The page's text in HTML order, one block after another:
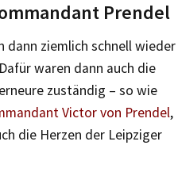
Prendel
dann ziemlich schnell wieder
waren dann auch die
zuständig – so wie
Victor von Prendel,
die Herzen der Leipziger